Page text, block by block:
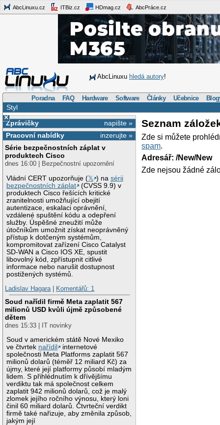
AbcLinuxu.cz ITBiz.cz HDmag.cz AbcPráce.cz
AbcLinuxu hledá autory!
Poradna FAQ Hardware Software Články Učebnice
Styl
×
napište »
Zprávičky
inzerujte »
Pracovní nabídky
Série bezpečnostních záplat v
produktech Cisco
dnes 16:00 | Bezpečnostní upozornění
Vládní CERT upozorňuje (𝕏 ) nasérii
bezpečnostních záplat
(CVSS 9.9) v
produktech Cisco řešících kritické
zranitelnosti umožňující obejití
autentizace, eskalaci oprávnění,
vzdálené spuštění kódu a odepření
služby. Úspěšné zneužití může
útočníkům umožnit získat neoprávněný
přístup k dotčeným systémům,
kompromitovat zařízení Cisco Catalyst
SD-WAN a Cisco IOS XE, spustit
libovolný kód, zpřístupnit citlivé
informace nebo narušit dostupnost
postižených systémů.
Ladislav Hagara| Komentářů: 1
Soud nařídil firmě Meta zaplatit 567
milionů USD kvůli újmě způsobené
dětem
dnes 15:33 | IT novinky
Soud v americkém státě Nové Mexiko
ve čtvrtek nařídil
internetové
společnosti Meta Platforms zaplatit 567
milionů dolarů (téměř 12 miliard Kč) za
újmy, které její platformy působí mladým
lidem. S přihlédnutím k dřívějšímu
verdiktu tak má společnost celkem
zaplatit 942 milionů dolarů, což je malý
zlomek jejího ročního výnosu, který loni
činil 60 miliard dolarů. Čtvrteční verdikt
firmě také nařizuje, aby změnila způsob,
jakým její
Seznam
Zde si můžete
spam.
Adresář: /New/New
Zde nejsou žádné